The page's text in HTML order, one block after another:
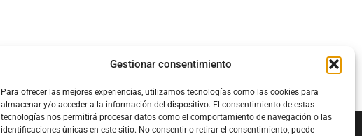
Gestionar consentimiento
Para ofrecer las mejores experiencias, utilizamos tecnologías como las cookies para
almacenar y/o acceder a la información del dispositivo. El consentimiento de estas
tecnologías nos permitirá procesar datos como el comportamiento de navegación o las
identificaciones únicas en este sitio. No consentir o retirar el consentimiento, puede